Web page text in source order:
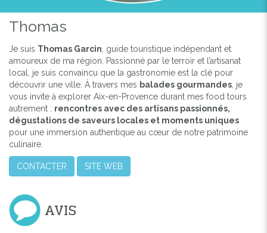
Thomas
Je suis Thomas Garcin , guide touristique indépendant et
amoureux de ma région. Passionné par le terroir et l’artisanat
local, je suis convaincu que la gastronomie est la clé pour
découvrir une ville. À travers mes balades gourmandes , je
vous invite à explorer Aix-en-Provence durant mes food tours
autrement : rencontres avec des artisans passionnés,
dégustations de saveurs locales et moments uniques
pour une immersion authentique au cœur de notre patrimoine
culinaire.
CONTACTER SITE WEB
AVIS